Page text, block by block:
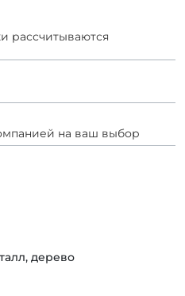
дерево
рассчитываются
на ваш выбор